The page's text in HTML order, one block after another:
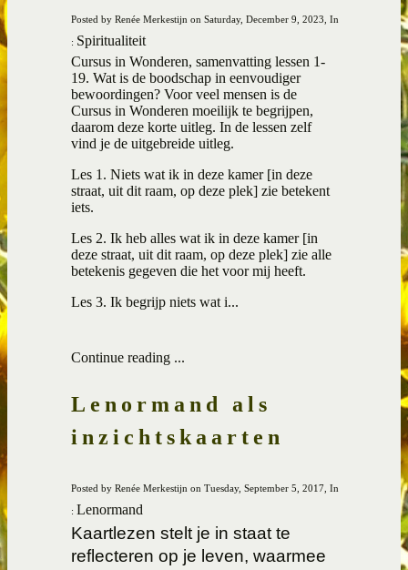
Posted by Renée Merkestijn on Saturday, December 9, 2023, In
: Spiritualiteit
Cursus in Wonderen, samenvatting lessen 1-
19. Wat is de boodschap in eenvoudiger
bewoordingen? Voor veel mensen is de
Cursus in Wonderen moeilijk te begrijpen,
daarom deze korte uitleg. In de lessen zelf
vind je de uitgebreide uitleg.
Les 1. Niets wat ik in deze kamer [in deze
straat, uit dit raam, op deze plek] zie betekent
iets.
Les 2. Ik heb alles wat ik in deze kamer [in
deze straat, uit dit raam, op deze plek] zie alle
betekenis gegeven die het voor mij heeft.
Les 3. Ik begrijp niets wat i...
Continue reading ...
Lenormand als
inzichtskaarten
Posted by Renée Merkestijn on Tuesday, September 5, 2017, In
: Lenormand
Kaartlezen stelt je in staat te
reflecteren op je leven, waarmee